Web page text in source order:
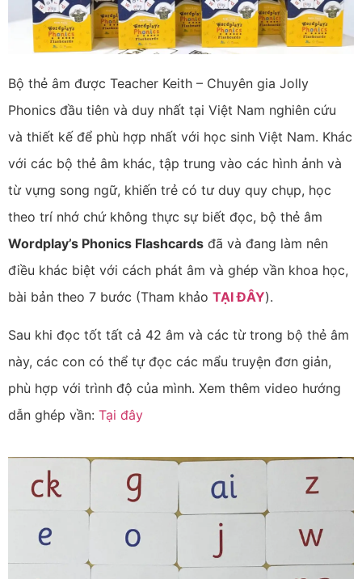
Bộ thẻ âm được Teacher Keith – Chuyên gia Jolly
Phonics đầu tiên và duy nhất tại Việt Nam nghiên cứu
và thiết kế để phù hợp nhất với học sinh Việt Nam. Khác
với các bộ thẻ âm khác, tập trung vào các hình ảnh và
từ vựng song ngữ, khiến trẻ có tư duy quy chụp, học
theo trí nhớ chứ không thực sự biết đọc, bộ thẻ âm
Wordplay’s Phonics Flashcards đã và đang làm nên
điều khác biệt với cách phát âm và ghép vần khoa học,
bài bản theo 7 bước (Tham khảo TẠI ĐÂY).
Sau khi đọc tốt tất cả 42 âm và các từ trong bộ thẻ âm
này, các con có thể tự đọc các mẩu truyện đơn giản,
phù hợp với trình độ của mình. Xem thêm video hướng
dẫn ghép vần: Tại đây